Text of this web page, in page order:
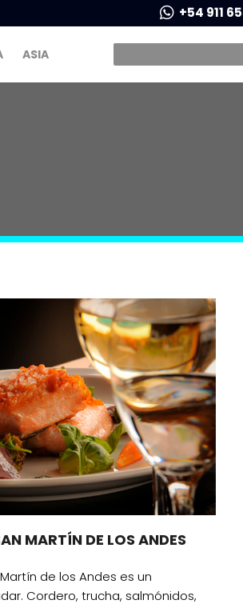
+54 911
ASIA
MARTÍN DE LOS ANDES
de los Andes es un
Cordero, trucha, salmónidos,